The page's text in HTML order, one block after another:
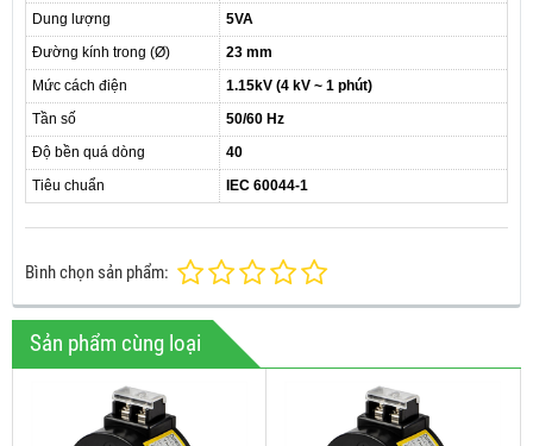
Dung lượng
5VA
Đường kính trong (Ø)
23 mm
Mức cách điện
1.15kV (4 kV ~ 1 phút)
Tần số
50/60 Hz
Độ bền quá dòng
40
Tiêu chuẩn
IEC 60044-1
Bình chọn sản phẩm:
Sản phẩm cùng loại